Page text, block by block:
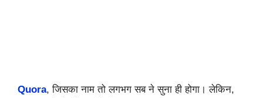
Quora, जिसका नाम तो लगभग सब ने सुना ही होगा। लेकिन,